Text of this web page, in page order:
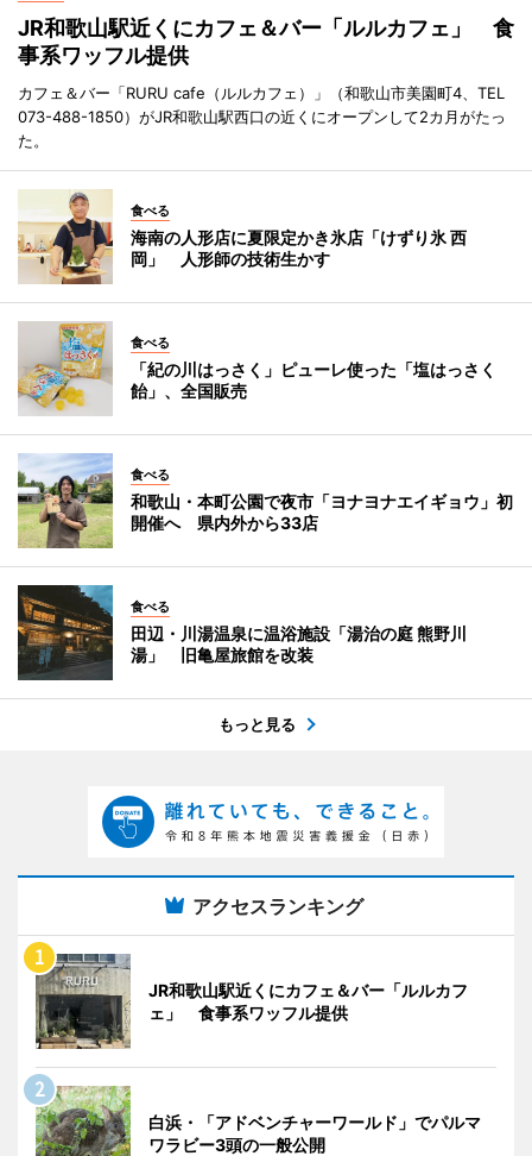
JR和歌山駅近くにカフェ＆バー「ルルカフェ」 食
事系ワッフル提供
カフェ＆バー「RURU cafe（ルルカフェ）」（和歌山市美園町4、TEL
073-488-1850）がJR和歌山駅西口の近くにオープンして2カ月がたっ
た。
食べる
海南の人形店に夏限定かき氷店「けずり氷 西
岡」 人形師の技術生かす
食べる
「紀の川はっさく」ピューレ使った「塩はっさく
飴」、全国販売
食べる
和歌山・本町公園で夜市「ヨナヨナエイギョウ」初
開催へ 県内外から33店
食べる
田辺・川湯温泉に温浴施設「湯治の庭 熊野川
湯」 旧亀屋旅館を改装
もっと見る
アクセスランキング
JR和歌山駅近くにカフェ＆バー「ルルカフ
ェ」 食事系ワッフル提供
白浜・「アドベンチャーワールド」でパルマ
ワラビー3頭の一般公開